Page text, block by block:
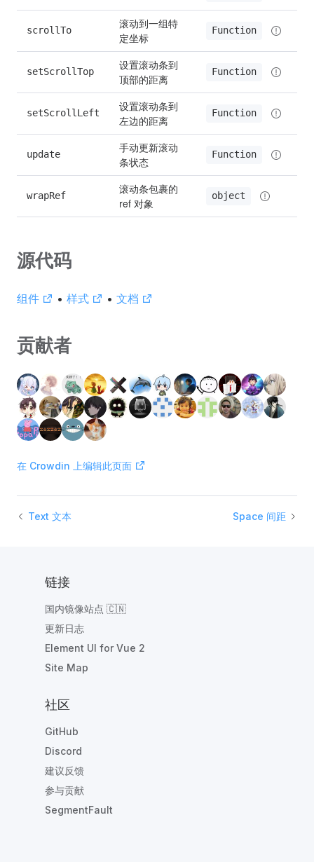
scrollTo
滚动到一组特
定坐标
Function
setScrollTop
设置滚动条到
顶部的距离
Function
setScrollLeft
设置滚动条到
左边的距离
Function
update
手动更新滚动
条状态
Function
wrapRef
滚动条包裹的
ref 对象
object
源代码
组件 • 样式 • 文档
贡献者
在 Crowdin 上编辑此页面
Text 文本 Space 间距
链接
国内镜像站点 🇨🇳
更新日志
Element UI for Vue 2
Site Map
社区
GitHub
Discord
建议反馈
参与贡献
SegmentFault